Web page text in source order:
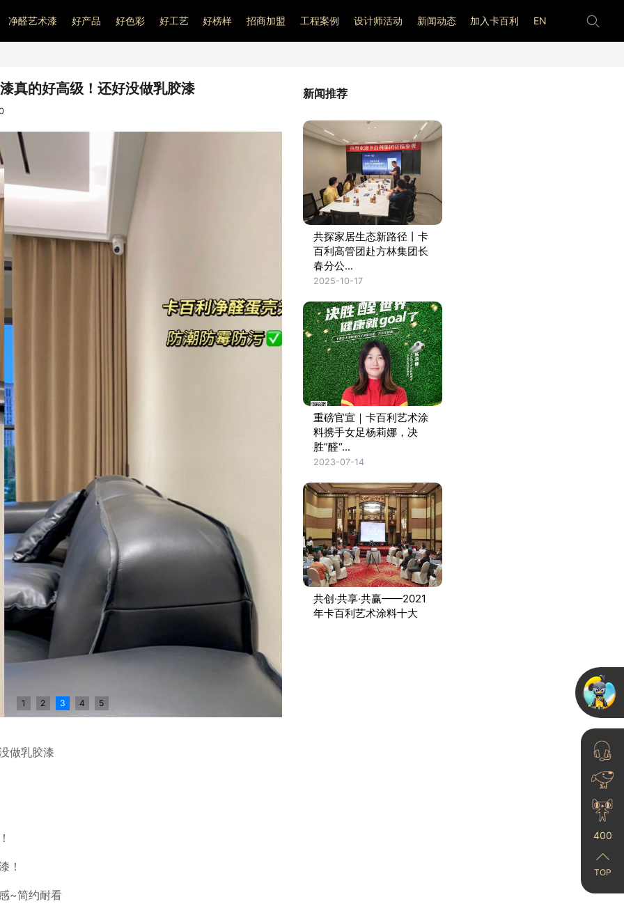
净醛艺术漆 好产品 好色彩 好工艺 好榜样 招商加盟 工程案例 设计师活动 新闻动态 加入卡百利 EN
真的好高级！还好没做乳胶漆
1 2 3 4 5
做乳胶漆
！
~简约耐看
新闻推荐
共探家居生态新路径丨卡
百利高管团赴方林集团长
春分公...
2025-10-17
重磅官宣｜卡百利艺术涂
料携手女足杨莉娜，决
胜”醛“...
2023-07-14
共创·共享·共赢——2021
年卡百利艺术涂料十大
400
TOP